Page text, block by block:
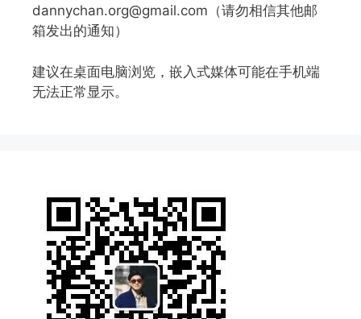
dannychan.org@gmail.com（请勿相信其他邮
箱发出的通知）
建议在桌面电脑浏览，嵌入式媒体可能在手机端
无法正常显示。